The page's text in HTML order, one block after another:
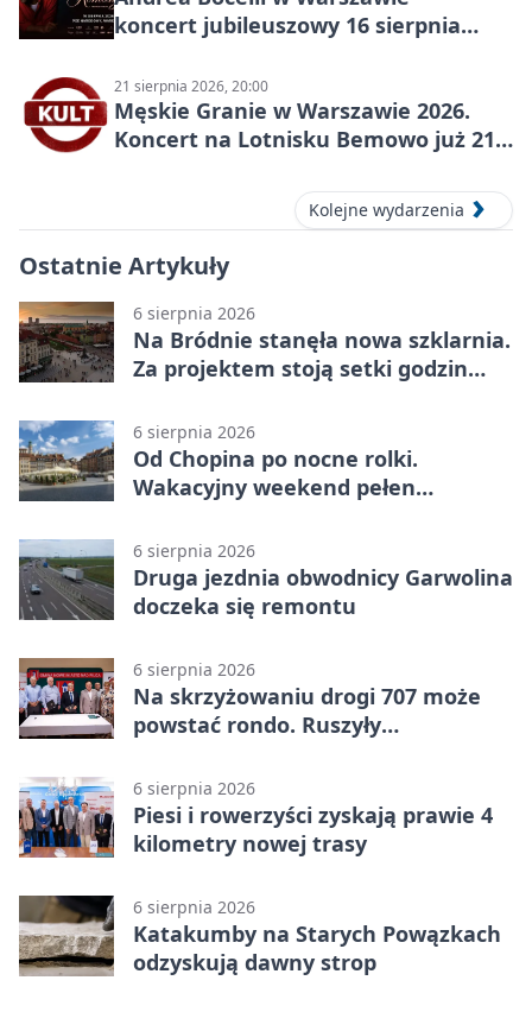
koncert jubileuszowy 16 sierpnia
21 sierpnia 2026, 20:00
Męskie Granie w Warszawie 2026.
Koncert na Lotnisku Bemowo już 21
Kolejne wydarzenia
Ostatnie Artykuły
6 sierpnia 2026
Na Bródnie stanęła nowa szklarnia.
Za projektem stoją setki godzin
6 sierpnia 2026
Od Chopina po nocne rolki.
Wakacyjny weekend pełen
6 sierpnia 2026
Druga jezdnia obwodnicy Garwolina
doczeka się remontu
6 sierpnia 2026
Na skrzyżowaniu drogi 707 może
powstać rondo. Ruszyły
6 sierpnia 2026
Piesi i rowerzyści zyskają prawie 4
kilometry nowej trasy
6 sierpnia 2026
Katakumby na Starych Powązkach
odzyskują dawny strop